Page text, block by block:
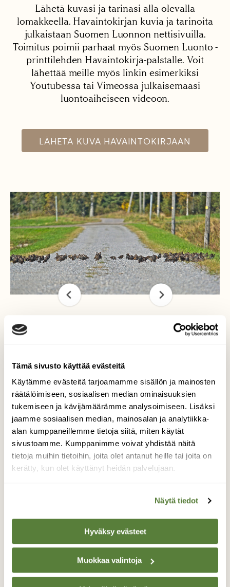
Tämä sivusto käyttää evästeitä
Käytämme evästeitä tarjoamamme sisällön ja mainosten
räätälöimiseen, sosiaalisen median ominaisuuksien
tukemiseen ja kävijämäärämme analysoimiseen. Lisäksi
jaamme sosiaalisen median, mainosalan ja analytiikka-
alan kumppaneillemme tietoja siitä, miten käytät
sivustoamme. Kumppanimme voivat yhdistää näitä
tietoja muihin tietoihin, joita olet antanut heille tai joita on
kerätty, kun olet käyttänyt heidän palvelujaan.
Näytä tiedot
Hyväksy evästeet
Muokkaa valintoja
Lähetä kuvasi ja tarinasi alla olevalla
lomakkeella. Havaintokirjan kuvia ja tarinoita
julkaistaan Suomen Luonnon nettisivuilla.
Toimitus poimii parhaat myös Suomen Luonto -
printtilehden Havaintokirja-palstalle. Voit
lähettää meille myös linkin esimerkiksi
Youtubessa tai Vimeossa julkaisemaasi
luontoaiheiseen videoon.
LÄHETÄ KUVA HAVAINTOKIRJAAN
Kottaraisten ryhmittämä tiesulku tai ajoeste
kartanon tiellä Kalvolassa jatkui kapeana
tien molemminpuolin pellolle,avattiin kyllä
tarvittaessa kuin tarkastuspisteellä ikään ja
heti taas järjestäydyttiin kun kulkija oli
ohittanut paikan. Paikan yläpuolella
sähkölangoilla oli "reserviläisiä"
odottamassa vuoroaan satamäärin.
Valokuvaaja: Markku Ranta-Eilola, Kalvola